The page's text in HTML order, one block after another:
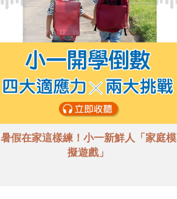
暑假在家這樣練！小一新鮮人「家庭模
擬遊戲」